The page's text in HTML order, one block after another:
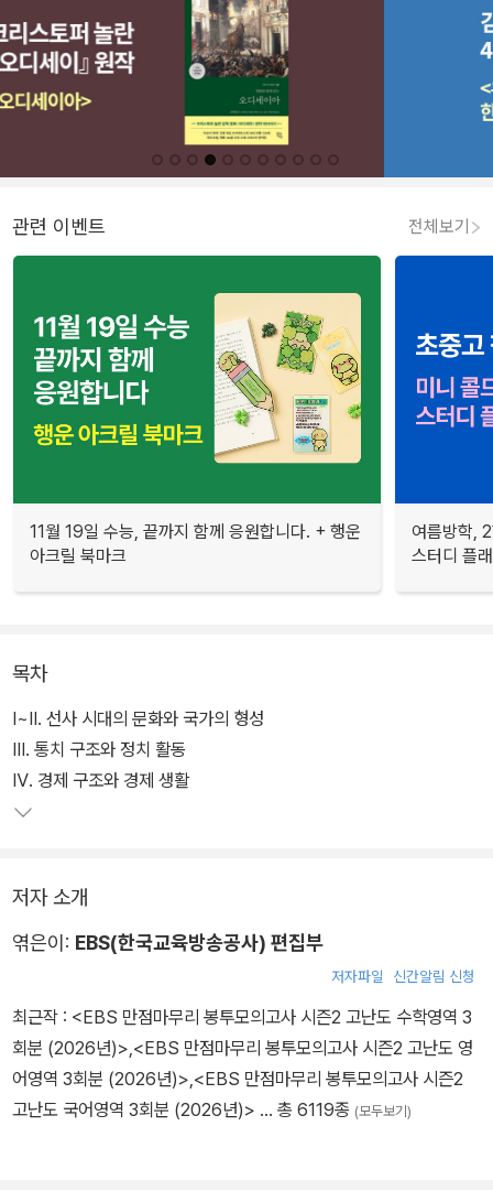
관련 이벤트 전체보기
11월 19일 수능, 끝까지 함께 응원합니다. + 행운
아크릴 북마크
여름방학,
스터디 플
목차
Ⅰ~Ⅱ. 선사 시대의 문화와 국가의 형성
Ⅲ. 통치 구조와 정치 활동
Ⅳ. 경제 구조와 경제 생활
저자 소개
엮은이: EBS(한국교육방송공사) 편집부
저자파일 신간알림 신청
최근작 : <EBS 만점마무리 봉투모의고사 시즌2 고난도 수학영역 3
회분 (2026년)>,<EBS 만점마무리 봉투모의고사 시즌2 고난도 영
어영역 3회분 (2026년)>,<EBS 만점마무리 봉투모의고사 시즌2
고난도 국어영역 3회분 (2026년)> … 총 6119종 (모두보기)